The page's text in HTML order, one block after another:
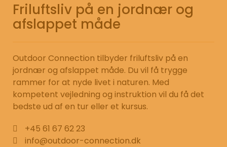
Friluftsliv på en jordnær og
afslappet måde
Outdoor Connection tilbyder friluftsliv på en
jordnær og afslappet måde. Du vil få trygge
rammer for at nyde livet i naturen. Med
kompetent vejledning og instruktion vil du få det
bedste ud af en tur eller et kursus.
+45 61 67 62 23
info@outdoor-connection.dk